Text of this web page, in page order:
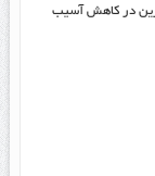
در کاهش آسیب